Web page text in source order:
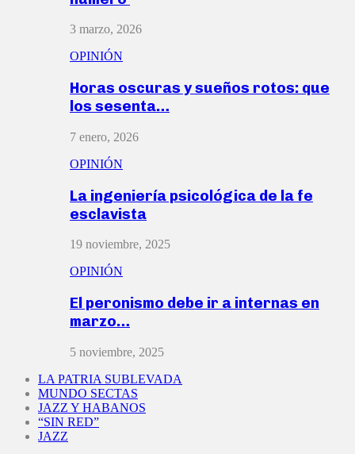
3 marzo, 2026
OPINIÓN
Horas oscuras y sueños rotos: que
los sesenta…
7 enero, 2026
OPINIÓN
La ingeniería psicológica de la fe
esclavista
19 noviembre, 2025
OPINIÓN
El peronismo debe ir a internas en
marzo…
5 noviembre, 2025
LA PATRIA SUBLEVADA
MUNDO SECTAS
JAZZ Y HABANOS
“SIN RED”
JAZZ